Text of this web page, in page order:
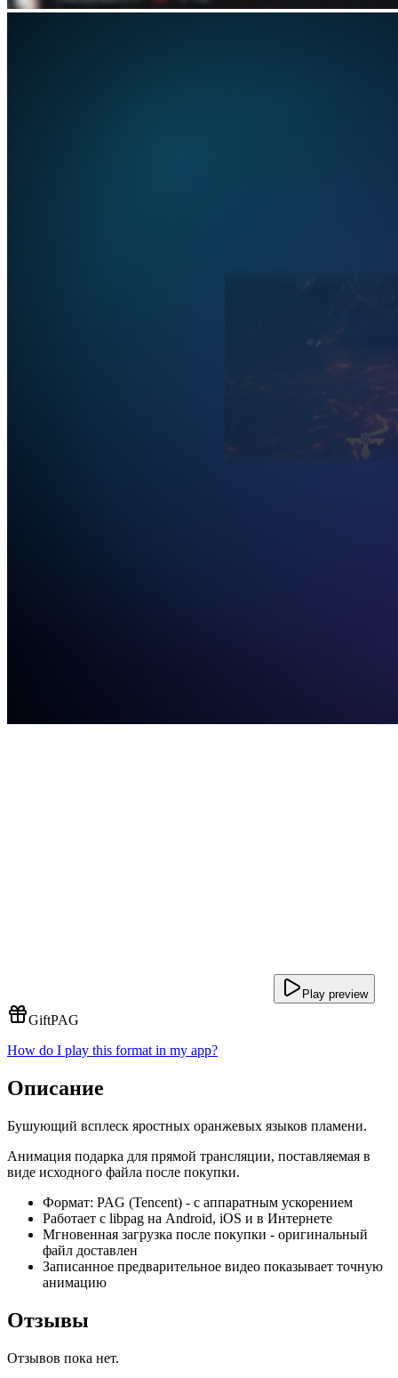
Play preview
GiftPAG
How do I play this format in my app?
Описание
Бушующий всплеск яростных оранжевых языков пламени.
Анимация подарка для прямой трансляции, поставляемая в
виде исходного файла после покупки.
Формат: PAG (Tencent) - с аппаратным ускорением
Работает с libpag на Android, iOS и в Интернете
Мгновенная загрузка после покупки - оригинальный
файл доставлен
Записанное предварительное видео показывает точную
анимацию
Отзывы
Отзывов пока нет.